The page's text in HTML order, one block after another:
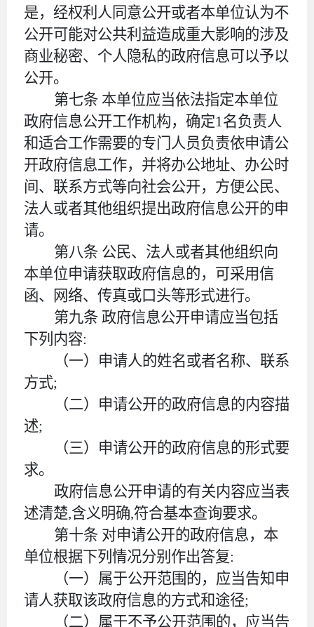
是，经权利人同意公开或者本单位认为不
公开可能对公共利益造成重大影响的涉及
商业秘密、个人隐私的政府信息可以予以
公开。
第七条 本单位应当依法指定本单位
政府信息公开工作机构，确定1名负责人
和适合工作需要的专门人员负责依申请公
开政府信息工作，并将办公地址、办公时
间、联系方式等向社会公开，方便公民、
法人或者其他组织提出政府信息公开的申
请。
第八条 公民、法人或者其他组织向
本单位申请获取政府信息的，可采用信
函、网络、传真或口头等形式进行。
第九条 政府信息公开申请应当包括
下列内容:
（一）申请人的姓名或者名称、联系
方式;
（二）申请公开的政府信息的内容描
述;
（三）申请公开的政府信息的形式要
求。
政府信息公开申请的有关内容应当表
述清楚,含义明确,符合基本查询要求。
第十条 对申请公开的政府信息，本
单位根据下列情况分别作出答复:
（一）属于公开范围的，应当告知申
请人获取该政府信息的方式和途径;
（二）属于不予公开范围的，应当告